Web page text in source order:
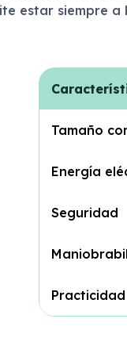
estar siempre
Tamaño
Energía
Seguridad
Practicidad